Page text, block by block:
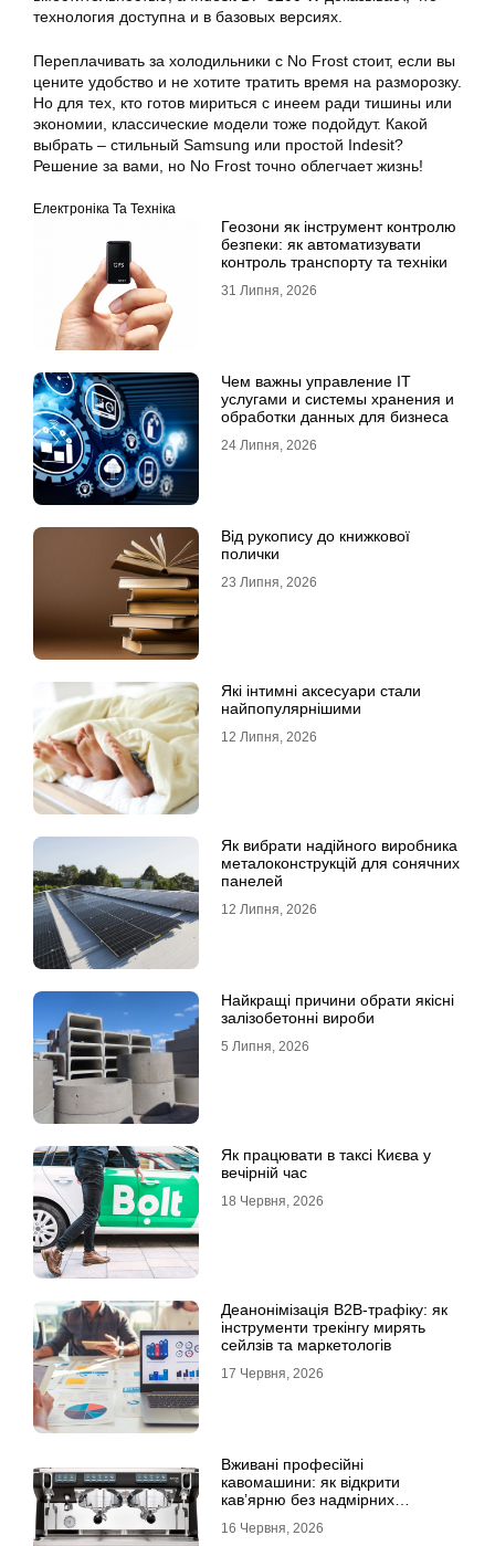
технология доступна и в базовых версиях.
Переплачивать за холодильники с No Frost стоит, если вы
цените удобство и не хотите тратить время на разморозку.
Но для тех, кто готов мириться с инеем ради тишины или
экономии, классические модели тоже подойдут. Какой
выбрать – стильный Samsung или простой Indesit?
Решение за вами, но No Frost точно облегчает жизнь!
Електроніка Та Техніка
Геозони як інструмент контролю
безпеки: як автоматизувати
контроль транспорту та техніки
31 Липня, 2026
Чем важны управление IT
услугами и системы хранения и
обработки данных для бизнеса
24 Липня, 2026
Від рукопису до книжкової
полички
23 Липня, 2026
Які інтимні аксесуари стали
найпопулярнішими
12 Липня, 2026
Як вибрати надійного виробника
металоконструкцій для сонячних
панелей
12 Липня, 2026
Найкращі причини обрати якісні
залізобетонні вироби
5 Липня, 2026
Як працювати в таксі Києва у
вечірній час
18 Червня, 2026
Деанонімізація B2B-трафіку: як
інструменти трекінгу мирять
сейлзів та маркетологів
17 Червня, 2026
Вживані професійні
кавомашини: як відкрити
кав’ярню без надмірних
16 Червня, 2026